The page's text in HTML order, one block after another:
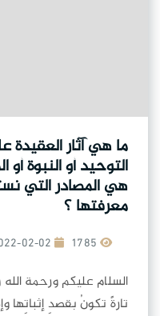
ما هي آثار العقيدة
التوحيد أو النبوة أو
هي المصادر التي
معرفتها ؟
2022-02-02
السلام عليكم ورحمة الله
تارةً تكونُ بقصدِ إثباتِها